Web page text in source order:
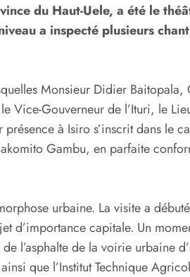
du Haut-Uele, a été le
a inspecté plusieurs
Monsieur Didier
Vice-Gouverneur de l’Ituri, le
à Isiro s’inscrit dans
Gambu, en parfaite
urbaine. La visite a
d’importance capitale. Un
l’asphalte de la voirie urbaine
que l’Institut Technique